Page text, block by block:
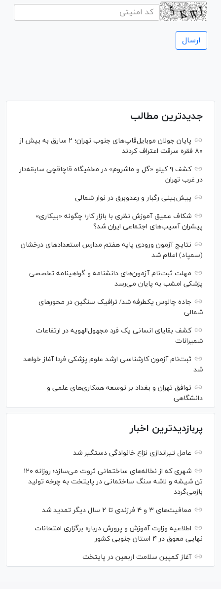
جدیدترین مطالب
پایان جولان موبایل‌قاپ‌های جنوب تهران؛ ۲ سارق به بیش از
۸۰ فقره سرقت اعتراف کردند
کشف ۹ کیلو «گل و ماشروم» در مخفیگاه قاچاقچی سابقه‌دار
در غرب تهران
پیش‌بینی رگبار و رعدوبرق در نوار شمالی
شکاف عمیق آموزش نظری با بازار کار؛ چگونه «بیکاری»
پیشران آسیب‌های اجتماعی ایران شد؟
نتایج آزمون ورودی پایه هفتم مدارس استعدادهای درخشان
(سمپاد) اعلام شد
مهلت ثبت‌نام آزمون‌های دانشنامه و گواهینامه تخصصی
پزشکی امشب به پایان می‌رسد
جاده چالوس یکطرفه شد/ ترافیک سنگین در محورهای
شمالی
کشف بقایای انسانی یک فرد مجهول‌الهویه در ارتفاعات
شمیرانات
ثبت‌نام آزمون کارشناسی ارشد علوم پزشکی فردا آغاز خواهد
شد
توافق تهران و بغداد بر توسعه همکاری‌های علمی و
دانشگاهی
پربازدیدترین اخبار
عامل تیراندازی نزاع خانوادگی دستگیر شد
شهری که از نخاله‌های ساختمانی ثروت می‌سازد؛ روزانه ۱۲۰
تن شیشه و لاشه سنگ ساختمانی در پایتخت به چرخه تولید
بازمی‌گردد
معافیت‌های ۳ و ۴ فرزندی تا ۲ سال دیگر تمدید شد
اطلاعیه وزارت آموزش و پرورش درباره برگزاری امتحانات
نهایی معوق در ۴ استان جنوبی کشور
آغاز کمپین سلامت اربعین در پایتخت